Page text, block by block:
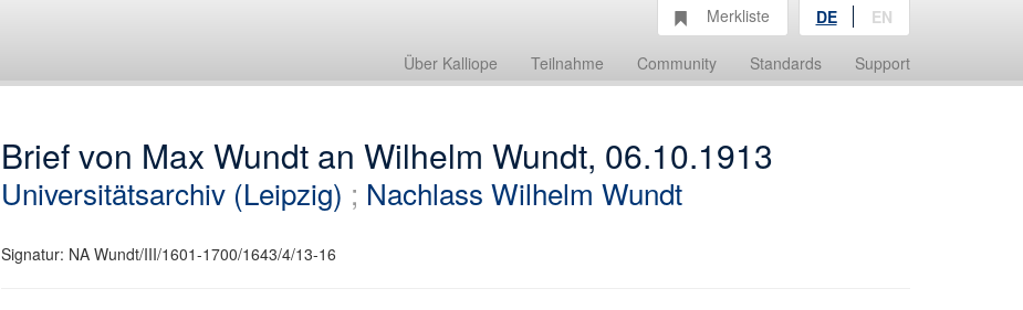
Über Kalliope Teilnahme Community Standards Support
Merkliste DE EN
Brief von Max Wundt an Wilhelm Wundt, 06.10.1913
Universitätsarchiv (Leipzig) ; Nachlass Wilhelm Wundt
Signatur: NA Wundt/III/1601-1700/1643/4/13-16